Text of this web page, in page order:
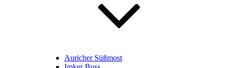
Auricher Süßmost